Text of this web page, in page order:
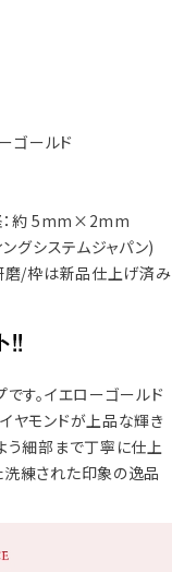
ゴールド
：約 5mm×2mm
グシステムジャパン)
磨/枠は新品仕上げ済み
す。イエローゴールド
ヤモンドが上品な輝き
う細部まで丁寧に仕上
洗練された印象の逸品